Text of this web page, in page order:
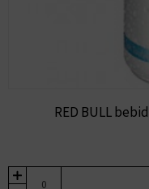
RED BULL